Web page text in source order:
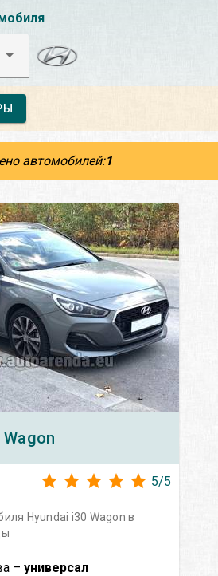
автомобилей:1
Wagon
5/5
Hyundai i30 Wagon в
– универсал